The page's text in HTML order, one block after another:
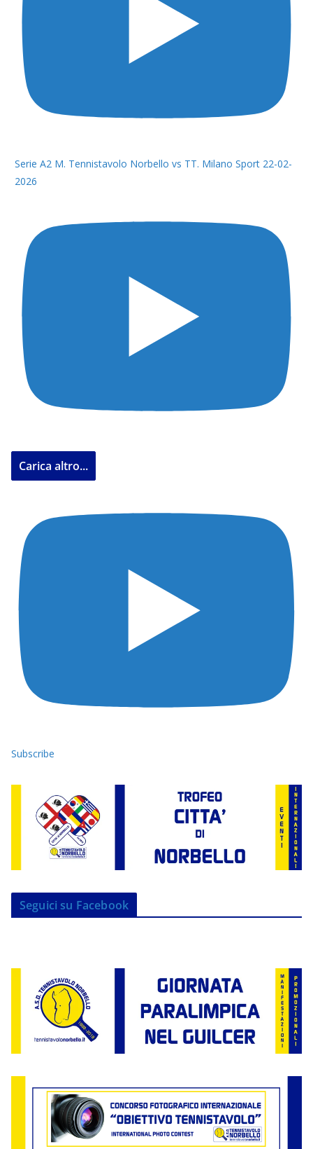
Serie A2 M. Tennistavolo Norbello vs TT. Milano Sport 22-02-
2026
Carica altro...
Subscribe
Seguici su Facebook